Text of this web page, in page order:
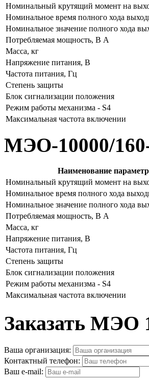
Номинальный крутящий момент на
Номинальное время полного хода
Номинальное значение полного хода
Потребляемая мощность, В А
Масса, кг
Напряжение питания, В
Частота питания, Гц
Степень защиты
Блок сигнализации положения
Режим работы механизма - S4
Максимальная частота включении
МЭО-10000/
Наименование
Номинальный крутящий момент на
Номинальное время полного хода
Номинальное значение полного хода
Потребляемая мощность, В А
Масса, кг
Напряжение питания, В
Частота питания, Гц
Степень защиты
Блок сигнализации положения
Режим работы механизма - S4
Максимальная частота включении
Заказать МЭО
Ваша организация:
Контактный телефон:
Ваш e-mail: